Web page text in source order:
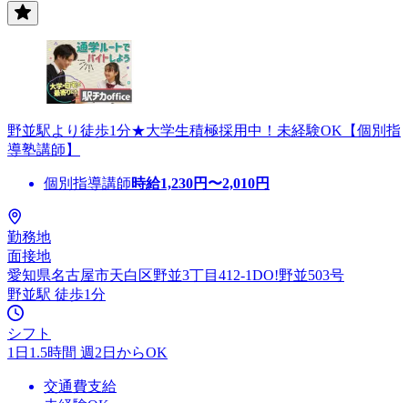
野並駅より徒歩1分★大学生積極採用中！未経験OK【個別指
導塾講師】
個別指導講師時給1,230円〜2,010円
勤務地
面接地
愛知県名古屋市天白区野並3丁目412-1DO!野並503号
野並駅 徒歩1分
シフト
1日1.5時間 週2日からOK
交通費支給